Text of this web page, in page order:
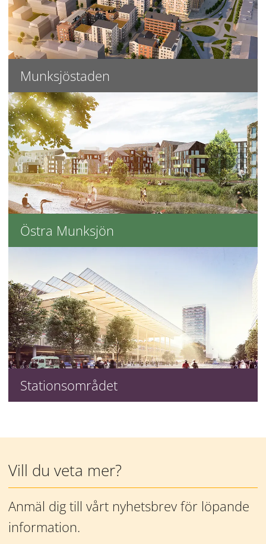
Munksjöstaden
Östra Munksjön
Stationsområdet
Vill du veta mer?
Anmäl dig till vårt nyhetsbrev för löpande
information.